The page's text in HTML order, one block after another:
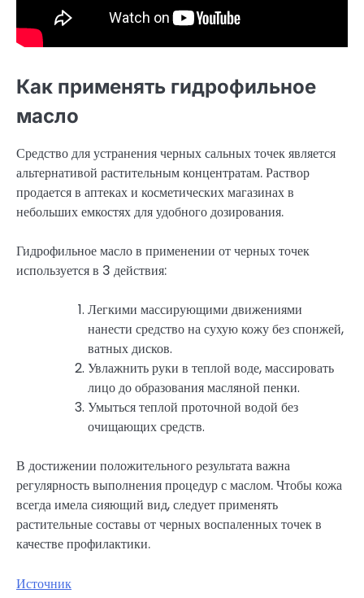
Как применять гидрофильное
масло
Средство для устранения черных сальных точек является
альтернативой растительным концентратам. Раствор
продается в аптеках и косметических магазинах в
небольших емкостях для удобного дозирования.
Гидрофильное масло в применении от черных точек
используется в 3 действия:
Легкими массирующими движениями
нанести средство на сухую кожу без спонжей,
ватных дисков.
Увлажнить руки в теплой воде, массировать
лицо до образования масляной пенки.
Умыться теплой проточной водой без
очищающих средств.
В достижении положительного результата важна
регулярность выполнения процедур с маслом. Чтобы кожа
всегда имела сияющий вид, следует применять
растительные составы от черных воспаленных точек в
качестве профилактики.
Источник